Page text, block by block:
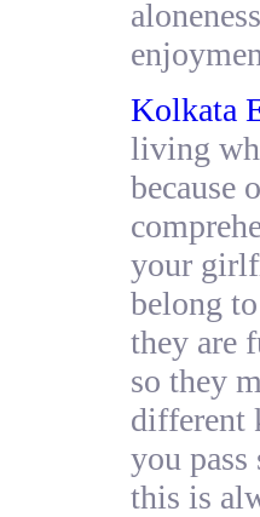
Kolkata
living
because
your
belong
they are
so they
different
you
this is